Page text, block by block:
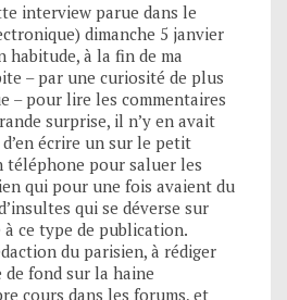
interview parue dans le
dimanche 5 janvier
habitude, à la fin de ma
– par une curiosité de plus
– pour lire les commentaires
surprise, il n’y en avait
d’en écrire un sur le petit
téléphone pour saluer les
qui pour une fois avaient du
qui se déverse sur
à ce type de publication.
du parisien, à rédiger
fond sur la haine
cours dans les forums, et